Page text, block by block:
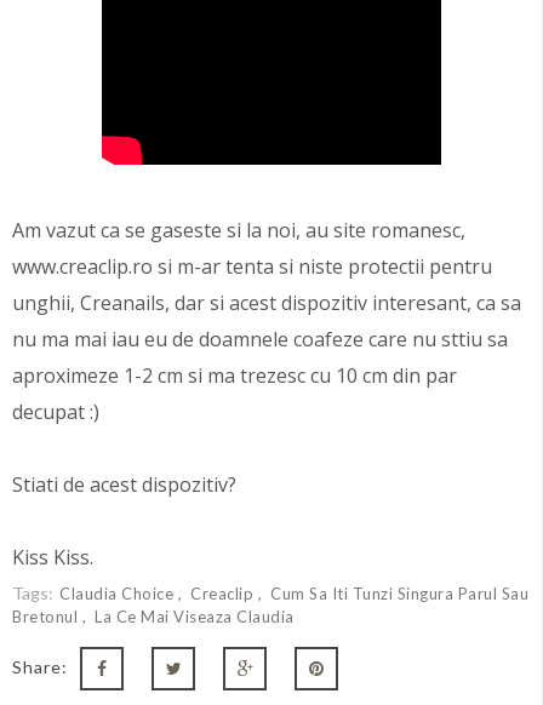
Am vazut ca se gaseste si la noi, au site romanesc,
www.creaclip.ro si m-ar tenta si niste protectii pentru
unghii, Creanails, dar si acest dispozitiv interesant, ca sa
nu ma mai iau eu de doamnele coafeze care nu sttiu sa
aproximeze 1-2 cm si ma trezesc cu 10 cm din par
decupat :)
Stiati de acest dispozitiv?
Kiss Kiss.
Tags: Claudia Choice Creaclip
Cum Sa Iti Tunzi Singura Parul Sau
Bretonul
La Ce Mai Viseaza Claudia
Share: